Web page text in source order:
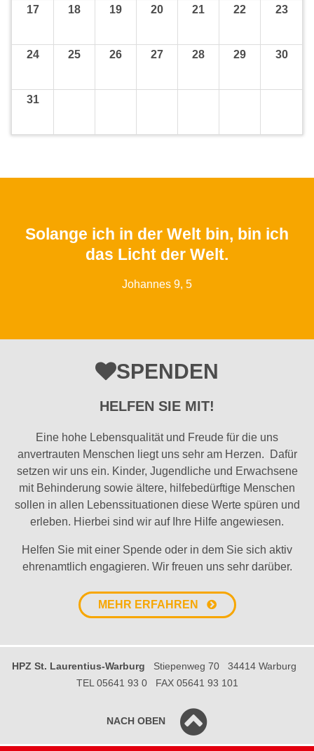
17 18 19 20 21 22 23
24 25 26 27 28 29 30
31
Solange ich in der Welt bin, bin ich
das Licht der Welt.
Johannes 9, 5
SPENDEN
HELFEN SIE MIT!
Eine hohe Lebensqualität und Freude für die uns
anvertrauten Menschen liegt uns sehr am Herzen. Dafür
setzen wir uns ein. Kinder, Jugendliche und Erwachsene
mit Behinderung sowie ältere, hilfebedürftige Menschen
sollen in allen Lebenssituationen diese Werte spüren und
erleben. Hierbei sind wir auf Ihre Hilfe angewiesen.
Helfen Sie mit einer Spende oder in dem Sie sich aktiv
ehrenamtlich engagieren. Wir freuen uns sehr darüber.
MEHR ERFAHREN
HPZ St. Laurentius-Warburg Stiepenweg 70
34414 Warburg
TEL 05641 93 0
FAX 05641 93 101
NACH OBEN